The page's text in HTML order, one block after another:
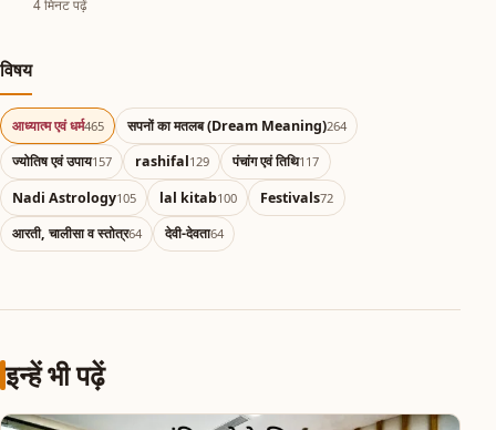
4 मिनट पढ़ें
विषय
आध्यात्म एवं धर्म465 सपनों का मतलब (Dream Meaning)264
ज्योतिष एवं उपाय157 rashifal129 पंचांग एवं तिथि117
Nadi Astrology105 lal kitab100 Festivals72
आरती, चालीसा व स्तोत्र64 देवी-देवता64
इन्हें भी पढ़ें